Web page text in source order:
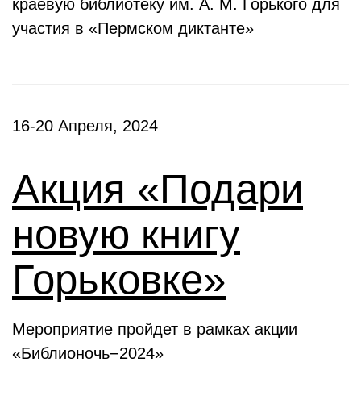
краевую библиотеку им. А. М. Горького для
участия в «Пермском диктанте»
16-20 Апреля, 2024
Акция «Подари
новую книгу
Горьковке»
Мероприятие пройдет в рамках акции
«Библионочь−2024»